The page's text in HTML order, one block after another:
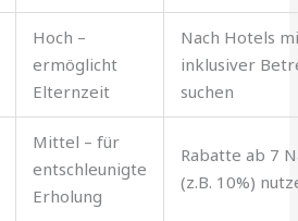
Hoch –
ermöglicht
Elternzeit
Nach Hotels
inklusiver
suchen
Mittel – für
entschleunigte
Erholung
Rabatte ab 7
(z.B. 10%)